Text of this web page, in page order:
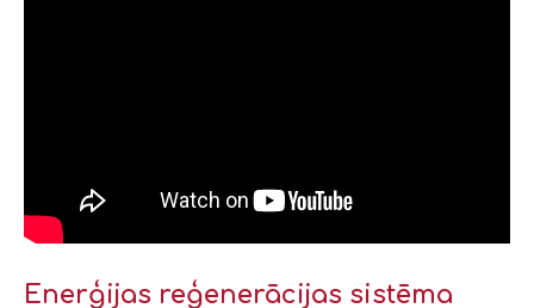
Enerģijas reģenerācijas sistēma